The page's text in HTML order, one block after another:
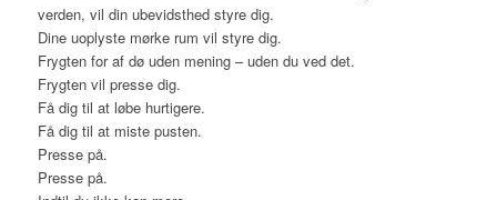
verden, vil din ubevidsthed styre dig.
Dine uoplyste mørke rum vil styre dig.
Frygten for af dø uden mening – uden du ved det.
Frygten vil presse dig.
Få dig til at løbe hurtigere.
Få dig til at miste pusten.
Presse på.
Presse på.